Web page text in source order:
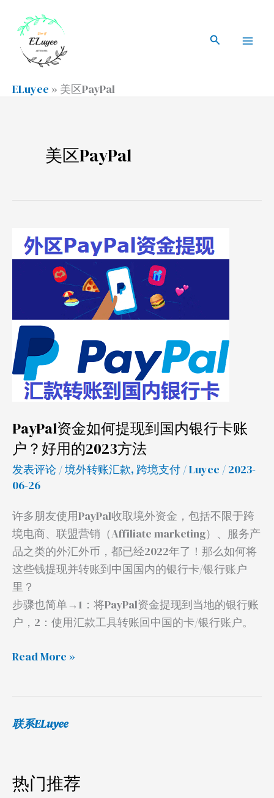
搜
ELuyee » 美区PayPal
美区PayPal
PayPal资金如何提现到国内银行卡账
户？好用的2023方法
发表评论 /境外转账汇款, 跨境支付 /Luyee / 2023-
06-26
许多朋友使用PayPal收取境外资金，包括不限于跨
境电商、联盟营销（Affiliate marketing）、服务产
品之类的外汇外币，都已经2022年了！那么如何将
这些钱提现并转账到中国国内的银行卡/银行账户
里？
步骤也简单→1：将PayPal资金提现到当地的银行账
户，2：使用汇款工具转账回中国的卡/银行账户。
PayPal
提
现
到
国
行
卡
账
户？
用
的
2023
方
法
Read More »
联系ELuyee
热门推荐
索